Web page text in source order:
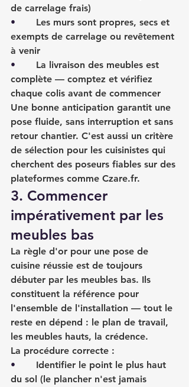
de carrelage frais)
• Les murs sont propres, secs et
exempts de carrelage ou revêtement
à venir
• La livraison des meubles est
complète — comptez et vérifiez
chaque colis avant de commencer
Une bonne anticipation garantit une
pose fluide, sans interruption et sans
retour chantier. C'est aussi un critère
de sélection pour les cuisinistes qui
cherchent des poseurs fiables sur des
plateformes comme Czare.fr.
3. Commencer
impérativement par les
meubles bas
La règle d'or pour une pose de
cuisine réussie est de toujours
débuter par les meubles bas. Ils
constituent la référence pour
l'ensemble de l'installation — tout le
reste en dépend : le plan de travail,
les meubles hauts, la crédence.
La procédure correcte :
• Identifier le point le plus haut
du sol (le plancher n'est jamais